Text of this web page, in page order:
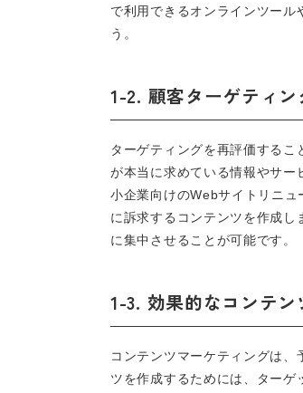
で利用できるオンラインツール
う。
1-2. 顧客ターゲティ
ターゲティングを再評価する
が本当に求めている情報やサー
小企業向けのWebサイトリニ
に訴求するコンテンツを作成
に集中させることが可能です。
1-3. 効果的なコンテ
コンテンツマーケティングは
ツを作成するためには、ター